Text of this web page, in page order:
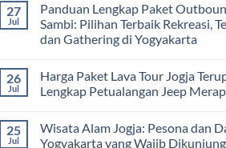
Adventure
Trip
Jogja
2026:
Liburan
Mewah
on
Panduan
Lengkap
Merencanakan
Building
dan
Outbound
27
Jul
Panduan Lengkap Paket
Sambi: Pilihan Terbaik Rekreasi,
dan Gathering di Yogyakarta
on
Panduan
Lengkap
Ledok
Sambi:
26
Jul
Harga Paket Lava Tour Jogja
Lengkap Petualangan Jeep
on
Harga
25
Jul
Wisata Alam Jogja: Pesona dan
Yogyakarta yang Wajib